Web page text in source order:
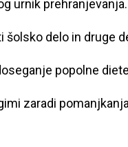
urnik prehranjevanja.
šolsko delo in druge
popolne
zaradi